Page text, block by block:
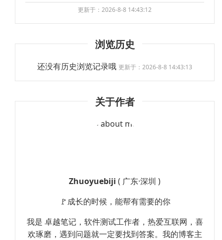
更新于：2026-8-8 14:43:12
浏览历史
还没有历史浏览记录哦 更新于：2026-8-8 14:43:13
关于作者
Zhuoyuebiji ( 广东·深圳 )
🚩成长的时候，能帮有需要的你
我是 卓越笔记，软件测试工作者，热爱互联网，喜
欢琢磨，遇到问题就一定要找到答案。我的博客主